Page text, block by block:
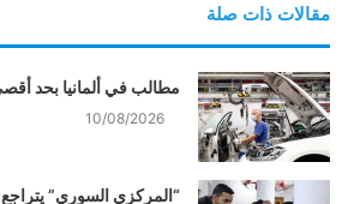
مقالات ذات صلة
مطالب في ألمانيا بحد
10/08/2026
“المركزي السوري”